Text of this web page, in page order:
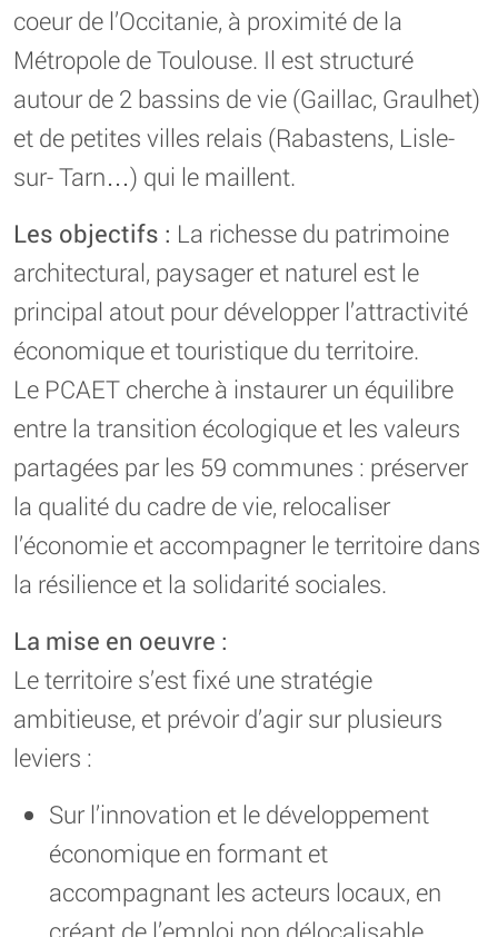
coeur de l’Occitanie, à proximité de la
Métropole de Toulouse. Il est structuré
autour de 2 bassins de vie (Gaillac, Graulhet)
et de petites villes relais (Rabastens, Lisle-
sur- Tarn…) qui le maillent.
Les objectifs : La richesse du patrimoine
architectural, paysager et naturel est le
principal atout pour développer l’attractivité
économique et touristique du territoire.
Le PCAET cherche à instaurer un équilibre
entre la transition écologique et les valeurs
partagées par les 59 communes : préserver
la qualité du cadre de vie, relocaliser
l’économie et accompagner le territoire dans
la résilience et la solidarité sociales.
La mise en oeuvre :
Le territoire s’est fixé une stratégie
ambitieuse, et prévoir d’agir sur plusieurs
leviers :
Sur l’innovation et le développement
économique en formant et
accompagnant les acteurs locaux, en